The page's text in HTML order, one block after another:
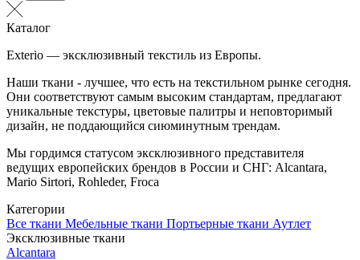
Каталог
Exterio — эксклюзивный текстиль из Европы.
Наши ткани - лучшее, что есть на текстильном рынке сегодня.
Они соответствуют самым высоким стандартам, предлагают
уникальные текстуры, цветовые палитры и неповторимый
дизайн, не поддающийся сиюминутным трендам.
Мы гордимся статусом эксклюзивного представителя
ведущих европейских брендов в России и СНГ: Alcantara,
Mario Sirtori, Rohleder, Froca
Категории
Все ткани Мебельные ткани Портьерные ткани Аутлет
Эксклюзивные ткани
Alcantara